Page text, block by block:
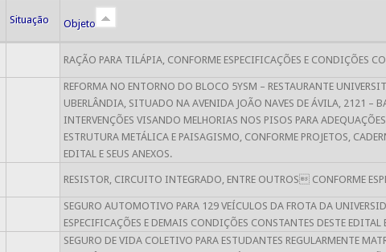
Situação Objeto
RAÇÃO PARA TILÁPIA, CONFORME ESPECIFICAÇÕES E CONDIÇÕES
REFORMA NO ENTORNO DO BLOCO 5YSM – RESTAURANTE
UBERLÂNDIA, SITUADO NA AVENIDA JOÃO NAVES DE ÁVILA, 2121 –
INTERVENÇÕES VISANDO MELHORIAS NOS PISOS PARA
ESTRUTURA METÁLICA E PAISAGISMO, CONFORME PROJETOS,
EDITAL E SEUS ANEXOS.
RESISTOR, CIRCUITO INTEGRADO, ENTRE OUTROS CONFORME
SEGURO AUTOMOTIVO PARA 129 VEÍCULOS DA FROTA DA
ESPECIFICAÇÕES E DEMAIS CONDIÇÕES CONSTANTES DESTE EDITAL
SEGURO DE VIDA COLETIVO PARA ESTUDANTES REGULARMENTE